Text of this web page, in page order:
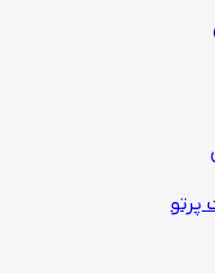
پرتو